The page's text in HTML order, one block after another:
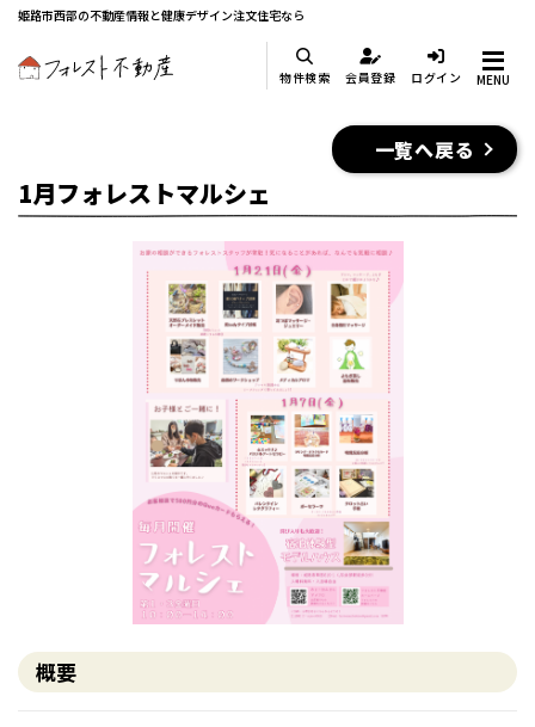
姫路市西部の不動産情報と健康デザイン注文住宅なら
物件検索 会員登録 ログイン MENU
一覧へ戻る
1月フォレストマルシェ
概要